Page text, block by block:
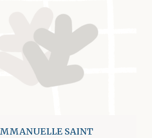
SAINT